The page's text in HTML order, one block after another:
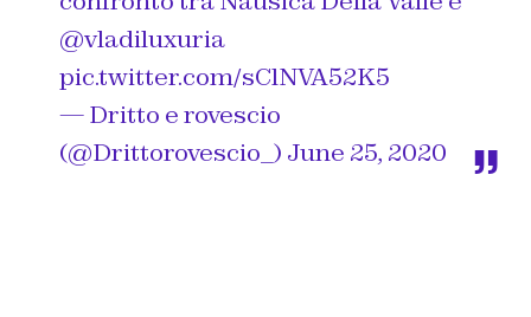
@vladiluxuria
pic.twitter.com/sClNVA52K5
— Dritto e rovescio
(@Drittorovescio_) June 25, 2020